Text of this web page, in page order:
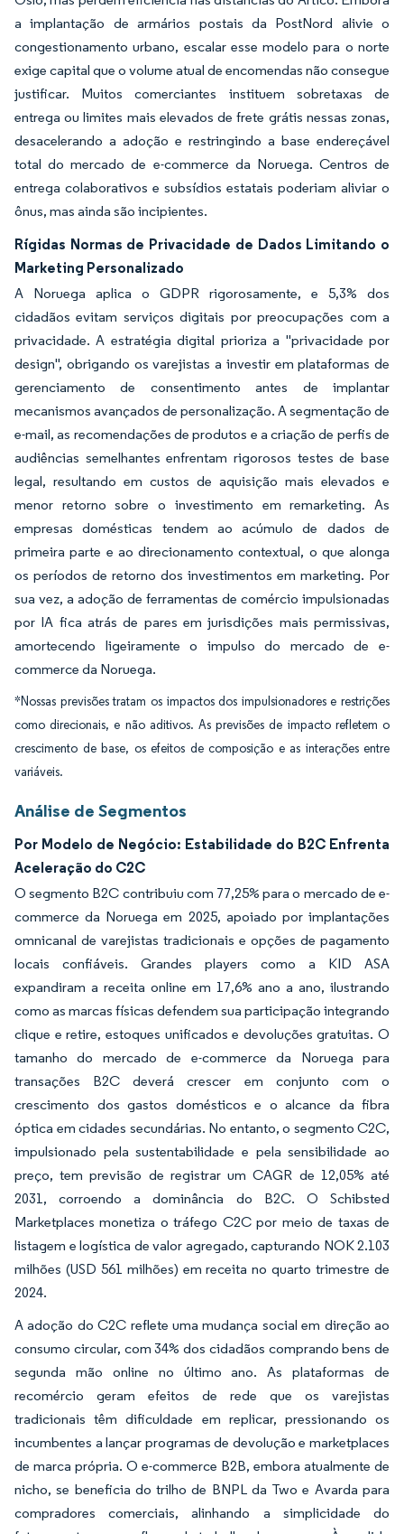
a implantação de armários postais da PostNord alivie o
congestionamento urbano, escalar esse modelo para o norte
exige capital que o volume atual de encomendas não consegue
justificar. Muitos comerciantes instituem sobretaxas de
entrega ou limites mais elevados de frete grátis nessas zonas,
desacelerando a adoção e restringindo a base endereçável
total do mercado de e-commerce da Noruega. Centros de
entrega colaborativos e subsídios estatais poderiam aliviar o
ônus, mas ainda são incipientes.
Rígidas Normas de Privacidade de Dados Limitando o
Marketing Personalizado
A Noruega aplica o GDPR rigorosamente, e 5,3% dos
cidadãos evitam serviços digitais por preocupações com a
privacidade. A estratégia digital prioriza a "privacidade por
design", obrigando os varejistas a investir em plataformas de
gerenciamento de consentimento antes de implantar
mecanismos avançados de personalização. A segmentação de
e-mail, as recomendações de produtos e a criação de perfis de
audiências semelhantes enfrentam rigorosos testes de base
legal, resultando em custos de aquisição mais elevados e
menor retorno sobre o investimento em remarketing. As
empresas domésticas tendem ao acúmulo de dados de
primeira parte e ao direcionamento contextual, o que alonga
os períodos de retorno dos investimentos em marketing. Por
sua vez, a adoção de ferramentas de comércio impulsionadas
por IA fica atrás de pares em jurisdições mais permissivas,
amortecendo ligeiramente o impulso do mercado de e-
commerce da Noruega.
*Nossas previsões tratam os impactos dos impulsionadores e restrições
como direcionais, e não aditivos. As previsões de impacto refletem o
crescimento de base, os efeitos de composição e as interações entre
variáveis.
Análise de Segmentos
Por Modelo de Negócio: Estabilidade do B2C Enfrenta
Aceleração do C2C
O segmento B2C contribuiu com 77,25% para o mercado de e-
commerce da Noruega em 2025, apoiado por implantações
omnicanal de varejistas tradicionais e opções de pagamento
locais confiáveis. Grandes players como a KID ASA
expandiram a receita online em 17,6% ano a ano, ilustrando
como as marcas físicas defendem sua participação integrando
clique e retire, estoques unificados e devoluções gratuitas. O
tamanho do mercado de e-commerce da Noruega para
transações B2C deverá crescer em conjunto com o
crescimento dos gastos domésticos e o alcance da fibra
óptica em cidades secundárias. No entanto, o segmento C2C,
impulsionado pela sustentabilidade e pela sensibilidade ao
preço, tem previsão de registrar um CAGR de 12,05% até
2031, corroendo a dominância do B2C. O Schibsted
Marketplaces monetiza o tráfego C2C por meio de taxas de
listagem e logística de valor agregado, capturando NOK 2.103
milhões (USD 561 milhões) em receita no quarto trimestre de
2024.
A adoção do C2C reflete uma mudança social em direção ao
consumo circular, com 34% dos cidadãos comprando bens de
segunda mão online no último ano. As plataformas de
recomércio geram efeitos de rede que os varejistas
tradicionais têm dificuldade em replicar, pressionando os
incumbentes a lançar programas de devolução e marketplaces
de marca própria. O e-commerce B2B, embora atualmente de
nicho, se beneficia do trilho de BNPL da Two e Avarda para
compradores comerciais, alinhando a simplicidade do